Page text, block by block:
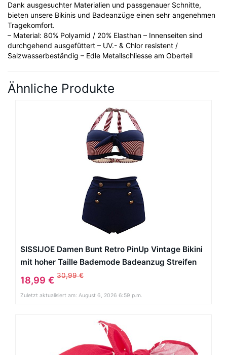
Dank ausgesuchter Materialien und passgenauer Schnitte,
bieten unsere Bikinis und Badeanzüge einen sehr angenehmen
Tragekomfort.
– Material: 80% Polyamid / 20% Elasthan – Innenseiten sind
durchgehend ausgefüttert – UV.- & Chlor resistent /
Salzwasserbeständig – Edle Metallschliesse am Oberteil
Ähnliche Produkte
SISSIJOE Damen Bunt Retro PinUp Vintage Bikini
mit hoher Taille Bademode Badeanzug Streifen
Rot X-Large
18,99 € 30,99 €
Zuletzt aktualisiert am: August 6, 2026 6:59 p.m.